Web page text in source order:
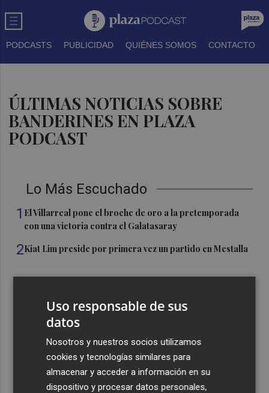
PODCASTS PUBLICIDAD QUIÉNES SOMOS CONTACTO
ÚLTIMAS NOTICIAS SOBRE
BANDERINES EN PLAZA
PODCAST
Lo Más Escuchado
1 El Villarreal pone el broche de oro a la pretemporada
con una victoria contra el Galatasaray
2Kiat Lim preside por primera vez un partido en Mestalla
Aemet prevé peligro de incendios "muy alto" o
el día del eclipse
Company: “Estamos comenzando a ver el equipo que
queremos ver en la Liga”
Uso responsable de sus
datos
Nosotros y nuestros socios utilizamos
cookies y tecnologías similares para
almacenar y acceder a información en su
dispositivo y procesar datos personales,